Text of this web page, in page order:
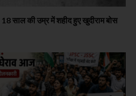
18 साल की उम्र में शहीद हुए खुदीराम बोस